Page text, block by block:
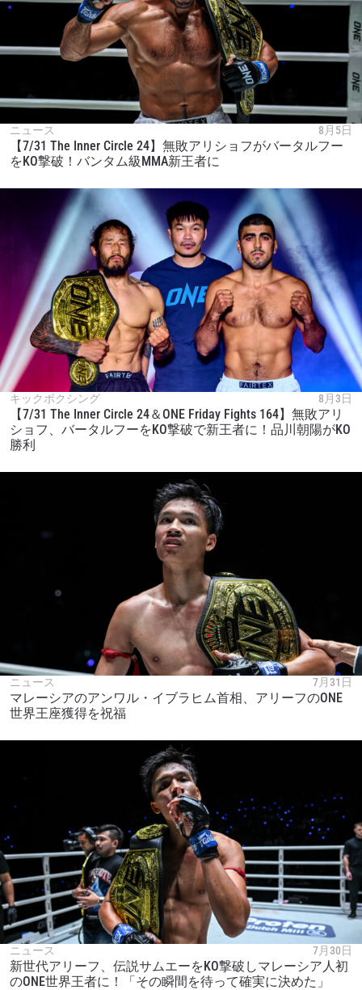
ニュース 8月5日
【7/31 The Inner Circle 24】無敗アリショフがバータルフー
をKO撃破！バンタム級MMA新王者に
キックボクシング 8月3日
【7/31 The Inner Circle 24＆ONE Friday Fights 164】無敗アリ
ショフ、バータルフーをKO撃破で新王者に！品川朝陽がKO
勝利
ニュース 7月31日
マレーシアのアンワル・イブラヒム首相、アリーフのONE
世界王座獲得を祝福
ニュース 7月30日
新世代アリーフ、伝説サムエーをKO撃破しマレーシア人初
のONE世界王者に！「その瞬間を待って確実に決めた」